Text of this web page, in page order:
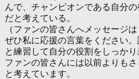
んで、チャンピオンである自分
だと考えている。
（ファンの皆さんへメッセージ
ぜひ私に応援の言葉をください
と練習して自分の役割をしっか
ファンの皆さんには以前よりも
と考えています。